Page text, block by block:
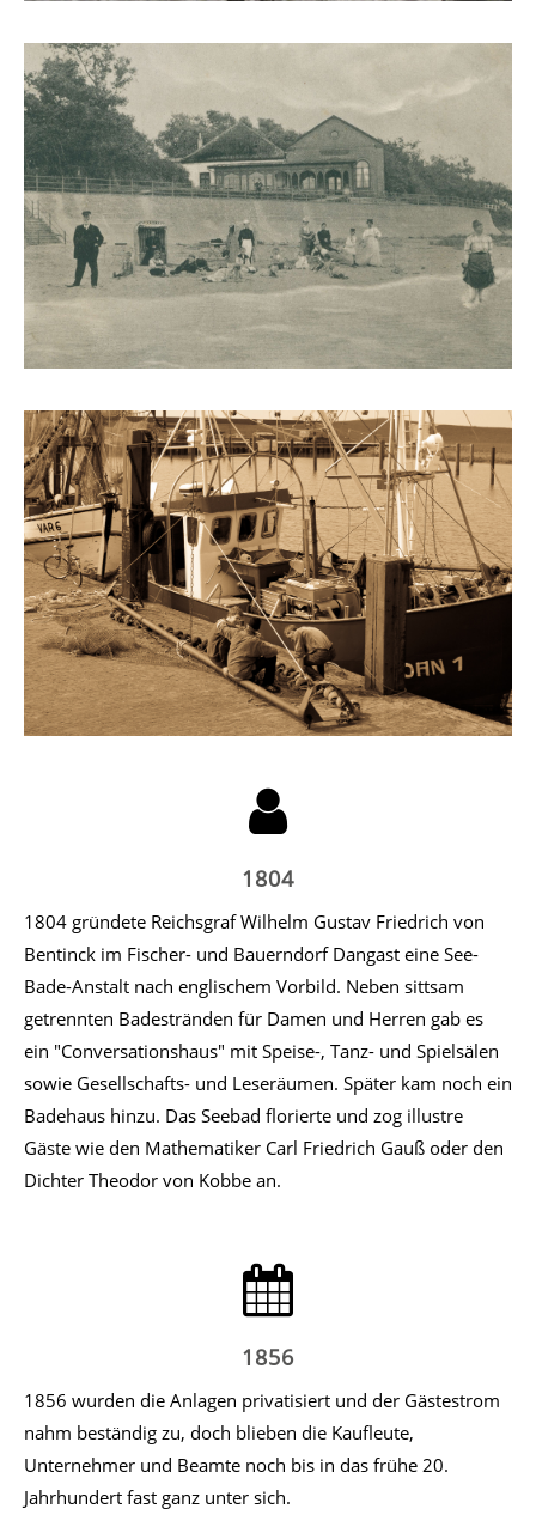
1804
1804 gründete Reichsgraf Wilhelm Gustav Friedrich von
Bentinck im Fischer- und Bauerndorf Dangast eine See-
Bade-Anstalt nach englischem Vorbild. Neben sittsam
getrennten Badestränden für Damen und Herren gab es
ein "Conversationshaus" mit Speise-, Tanz- und Spielsälen
sowie Gesellschafts- und Leseräumen. Später kam noch ein
Badehaus hinzu. Das Seebad florierte und zog illustre
Gäste wie den Mathematiker Carl Friedrich Gauß oder den
Dichter Theodor von Kobbe an.
1856
1856 wurden die Anlagen privatisiert und der Gästestrom
nahm beständig zu, doch blieben die Kaufleute,
Unternehmer und Beamte noch bis in das frühe 20.
Jahrhundert fast ganz unter sich.